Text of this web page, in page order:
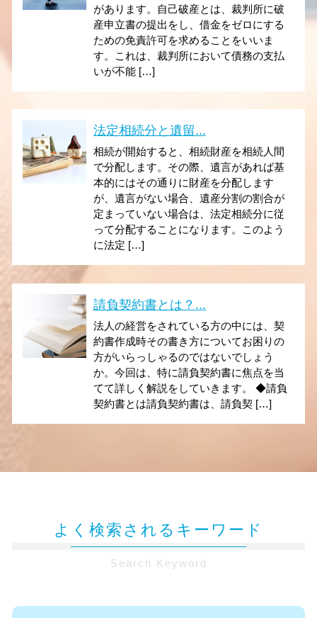
があります。自己破産とは、裁判所に破
産申立書の提出をし、借金をゼロにする
ための免責許可を求めることをいいま
す。これは、裁判所において債務の支払
いが不能 […]
法定相続分と遺留...
相続が開始すると、相続財産を相続人間
で分配します。その際、遺言があれば基
本的にはその通りに財産を分配します
が、遺言がない場合、遺産分割の割合が
定まっていない場合は、法定相続分に従
って分配することになります。このよう
に法定 […]
請負契約書とは？...
法人の経営をされている方の中には、契
約書作成時その書き方についてお困りの
方がいらっしゃるのではないでしょう
か。今回は、特に請負契約書に焦点を当
てて詳しく解説をしていきます。 ◆請負
契約書とは請負契約書は、請負契 […]
よく検索されるキーワード
Search Keyword